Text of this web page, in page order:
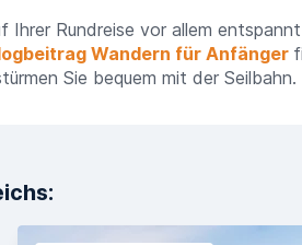
Ihrer Rundreise vor allem
Wandern für Anfänger
Sie bequem mit der Seilbahn.